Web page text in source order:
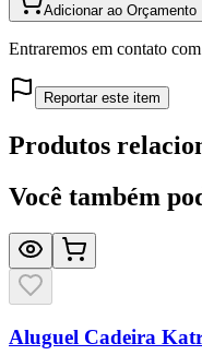
Adicionar ao Orçamento
Entraremos em contato
Reportar este item
Produtos
Você também
Aluguel Cadeira